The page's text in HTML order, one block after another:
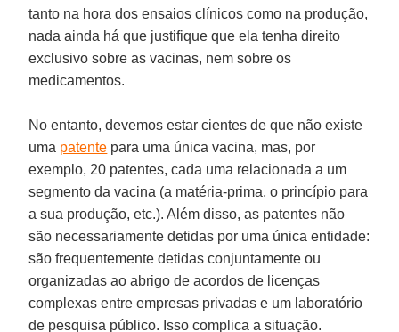
tanto na hora dos ensaios clínicos como na produção,
nada ainda há que justifique que ela tenha direito
exclusivo sobre as vacinas, nem sobre os
medicamentos.
No entanto, devemos estar cientes de que não existe
uma patente para uma única vacina, mas, por
exemplo, 20 patentes, cada uma relacionada a um
segmento da vacina (a matéria-prima, o princípio para
a sua produção, etc.). Além disso, as patentes não
são necessariamente detidas por uma única entidade:
são frequentemente detidas conjuntamente ou
organizadas ao abrigo de acordos de licenças
complexas entre empresas privadas e um laboratório
de pesquisa público. Isso complica a situação.